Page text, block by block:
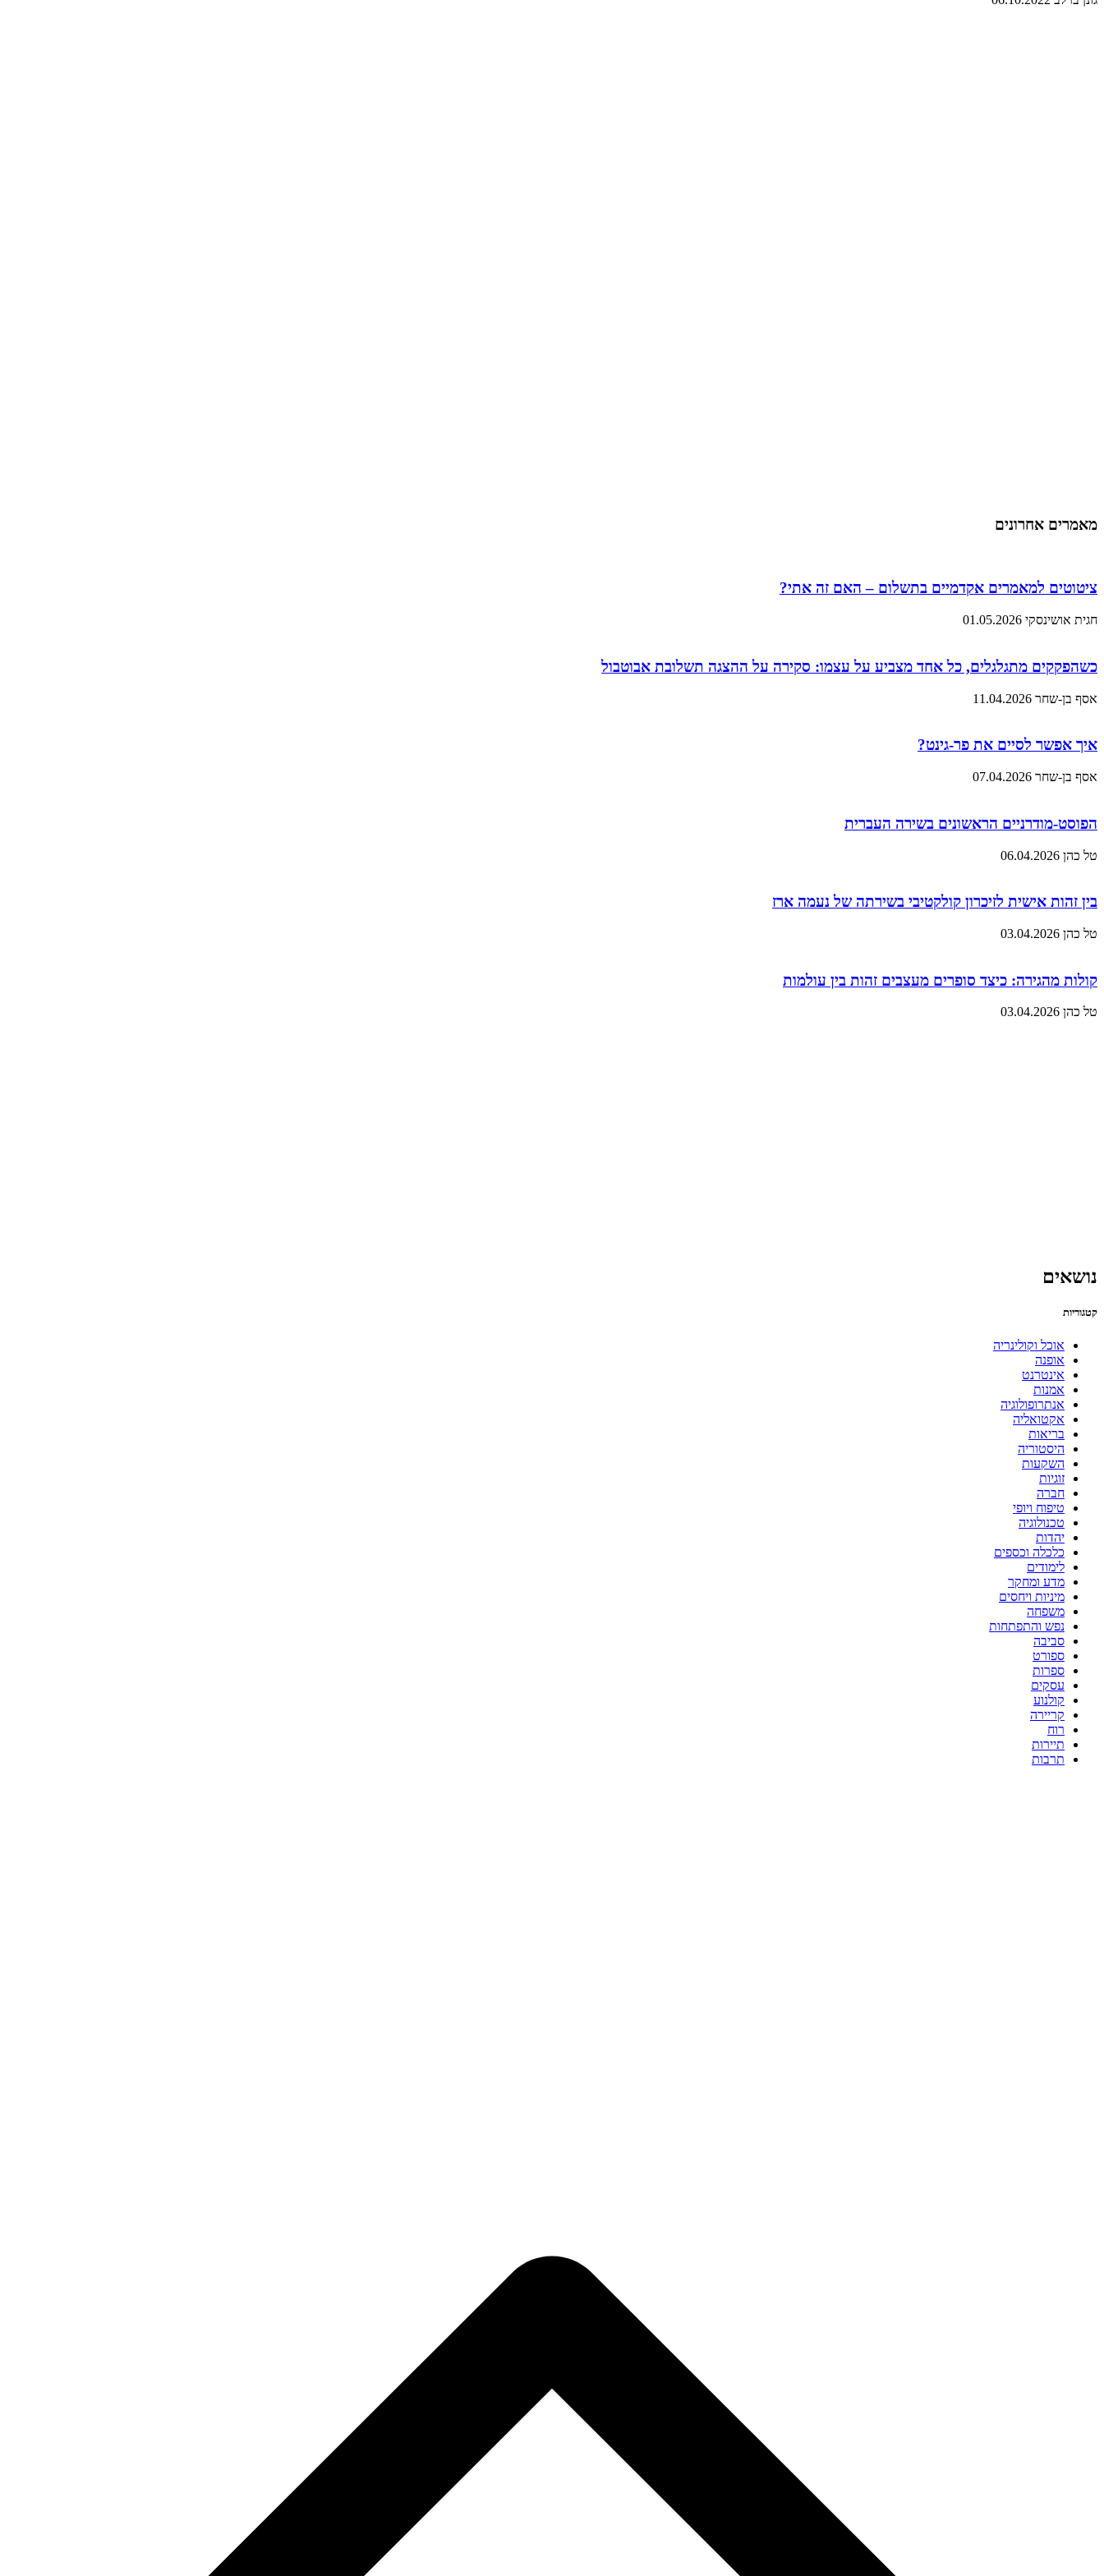
מאמרים אחרונים
ציטוטים למאמרים אקדמיים בתשלום – האם זה אתי?
חגית אושינסקי 01.05.2026
כשהפקקים מתגלגלים, כל אחד מצביע על עצמו: סקירה על ההצגה תשלובת אבוטבול
אסף בן-שחר 11.04.2026
איך אפשר לסיים את פר-גינט?
אסף בן-שחר 07.04.2026
הפוסט-מודרניים הראשונים בשירה העברית
טל כהן 06.04.2026
בין זהות אישית לזיכרון קולקטיבי בשירתה של נעמה ארז
טל כהן 03.04.2026
קולות מהגירה: כיצד סופרים מעצבים זהות בין עולמות
טל כהן 03.04.2026
נושאים
קטגוריות
אוכל וקולינריה
אופנה
אינטרנט
אמנות
אנתרופולוגיה
אקטואליה
בריאות
היסטוריה
השקעות
זוגיות
חברה
טיפוח ויופי
טכנולוגיה
יהדות
כלכלה וכספים
לימודים
מדע ומחקר
מיניות ויחסים
משפחה
נפש והתפתחות
סביבה
ספורט
ספרות
עסקים
קולנוע
קריירה
רוח
תיירות
תרבות